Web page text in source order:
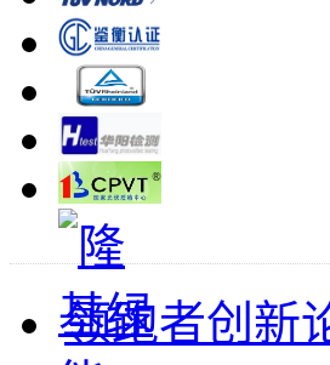
领跑者创新